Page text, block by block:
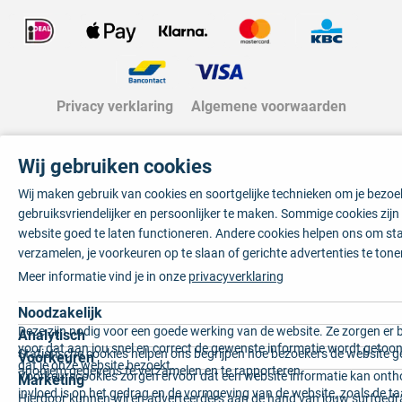
Privacy verklaring Algemene voorwaarden
Wij gebruiken cookies
Wij maken gebruik van cookies en soortgelijke technieken om je
gebruiksvriendelijker en persoonlijker te maken. Sommige cookies
website goed te laten functioneren. Andere cookies helpen ons om
verzamelen, je voorkeuren op te slaan of gerichte advertenties te
Meer informatie vind je in onze privacyverklaring
Noodzakelijk
Deze zijn nodig voor een goede werking van de website. Ze zorgen er
voor dat aan jou snel en correct de gewenste informatie wordt
dat je onze website bezoekt.
Analytisch
Statistische cookies helpen ons begrijpen hoe bezoekers de website
anoniem gegevens te verzamelen en te rapporteren.
Voorkeuren
Voorkeurscookies zorgen ervoor dat een website informatie kan
invloed is op het gedrag en de vormgeving van de website, zoals de
Marketing
Hierdoor kunnen wij en adverteerders aan de hand van jouw